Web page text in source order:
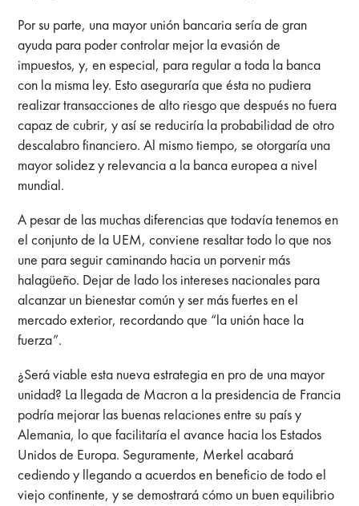
Por su parte, una mayor unión bancaria sería de gran
ayuda para poder controlar mejor la evasión de
impuestos, y, en especial, para regular a toda la banca
con la misma ley. Esto aseguraría que ésta no pudiera
realizar transacciones de alto riesgo que después no fuera
capaz de cubrir, y así se reduciría la probabilidad de otro
descalabro financiero. Al mismo tiempo, se otorgaría una
mayor solidez y relevancia a la banca europea a nivel
mundial.
A pesar de las muchas diferencias que todavía tenemos en
el conjunto de la UEM, conviene resaltar todo lo que nos
une para seguir caminando hacia un porvenir más
halagüeño. Dejar de lado los intereses nacionales para
alcanzar un bienestar común y ser más fuertes en el
mercado exterior, recordando que “la unión hace la
fuerza”.
¿Será viable esta nueva estrategia en pro de una mayor
unidad? La llegada de Macron a la presidencia de Francia
podría mejorar las buenas relaciones entre su país y
Alemania, lo que facilitaría el avance hacia los Estados
Unidos de Europa. Seguramente, Merkel acabará
cediendo y llegando a acuerdos en beneficio de todo el
viejo continente, y se demostrará cómo un buen equilibrio